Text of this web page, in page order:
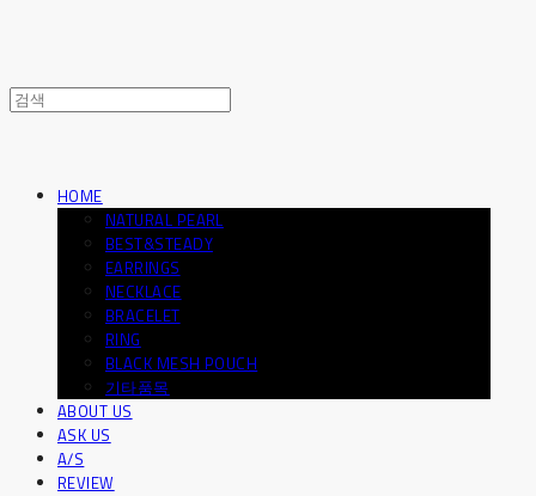
HOME
NATURAL PEARL
BEST&STEADY
EARRINGS
NECKLACE
BRACELET
RING
BLACK MESH POUCH
기타품목
ABOUT US
ASK US
A/S
REVIEW